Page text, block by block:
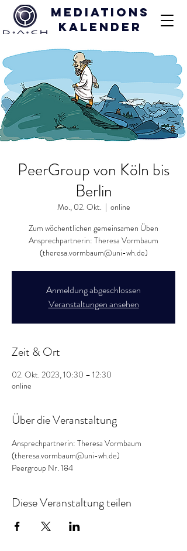
Mediations
kalender
PeerGroup von Köln bis
Berlin
Mo., 02. Okt.
  |
online
Zum wöchentlichen gemeinsamen Üben
Ansprechpartnerin: Theresa Vormbaum
(theresa.vormbaum@uni-wh.de)
Anmeldung abgeschlossen
Veranstaltungen ansehen
Zeit & Ort
02. Okt. 2023, 10:30 – 12:30
online
Über die Veranstaltung
Ansprechpartnerin: Theresa Vormbaum
(theresa.vormbaum@uni-wh.de)
Peergroup Nr. 184
Diese Veranstaltung teilen